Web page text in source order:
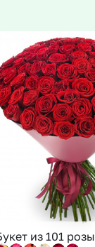
из 101 розы